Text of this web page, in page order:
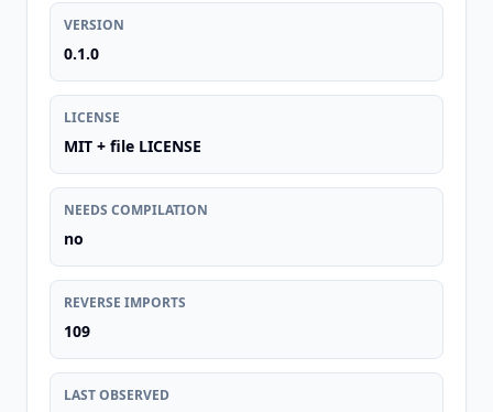
VERSION
0.1.0
LICENSE
MIT + file LICENSE
NEEDS COMPILATION
no
REVERSE IMPORTS
109
LAST OBSERVED